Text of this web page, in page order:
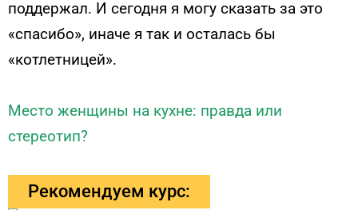
поддержал. И сегодня я могу сказать за это
«спасибо», иначе я так и осталась бы
«котлетницей».
Место женщины на кухне: правда или
стереотип?
Рекомендуем курс: